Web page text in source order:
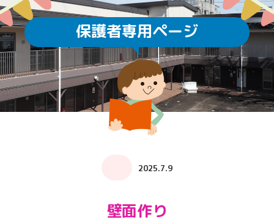
保護者専用ページ
2025.7.9
壁面作り